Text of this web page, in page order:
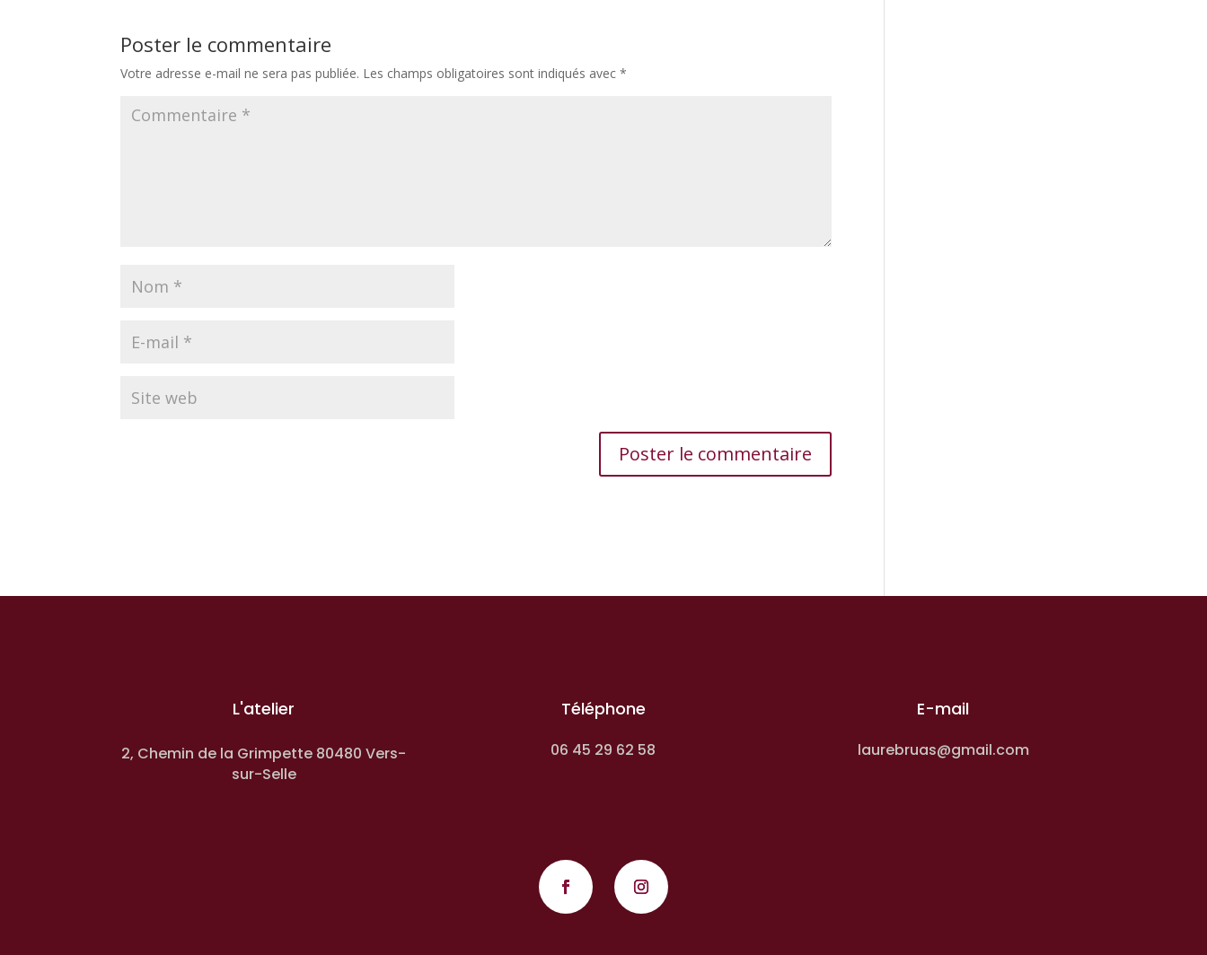
Poster le commentaire
Votre adresse e-mail ne sera pas publiée. Les champs obligatoires sont indiqués avec*
L'atelier
2, Chemin de la Grimpette 80480 Vers-
sur-Selle
Téléphone
06 45 29 62 58
E-mail
laurebruas@gmail.com